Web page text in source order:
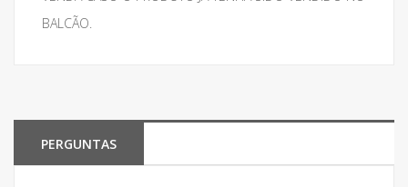
BALCÃO.
PERGUNTAS